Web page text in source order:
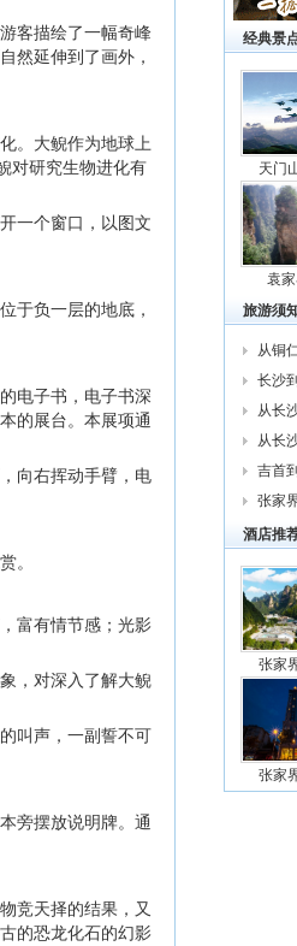
客描绘了一幅奇峰
然延伸到了画外，
。大鲵作为地球上
对研究生物进化有
一个窗口，以图文
于负一层的地底，
电子书，电子书深
的展台。本展项通
向右挥动手臂，电
。
富有情节感；光影
，对深入了解大鲵
叫声，一副誓不可
旁摆放说明牌。通
竞天择的结果，又
的恐龙化石的幻影
经典景
天门
袁
旅游须
从铜
车费
长沙
从
从长
从长
需要
吉首
间？
张家
酒店推
张家
张家